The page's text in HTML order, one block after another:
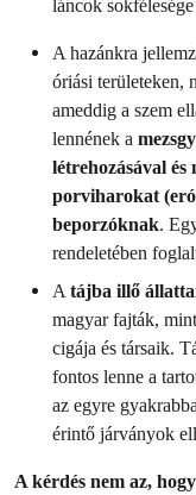
láncok
A hazánkra
óriási területeken,
ameddig a szem
lennének a
létrehozásával és
porviharokat
beporzóknak.
rendeletében
Atájba illő
magyar fajták,
cigája és társaik.
fontos lenne a
az egyre
érintő járványok
A kérdés nem az,